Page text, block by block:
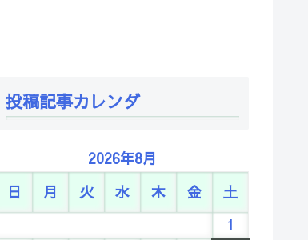
投稿記事カレンダ
2026年8月
日
月 火 水 木 金
土
1